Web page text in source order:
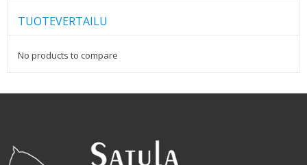
TUOTEVERTAILU
No products to compare